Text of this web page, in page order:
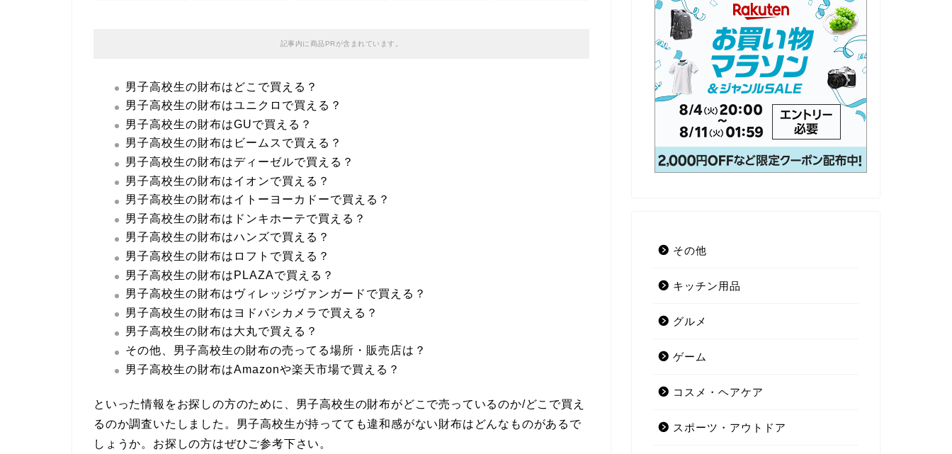
記事内に商品PRが含まれています。
男子高校生の財布はどこで買える？
男子高校生の財布はユニクロで買える？
男子高校生の財布はGUで買える？
男子高校生の財布はビームスで買える？
男子高校生の財布はディーゼルで買える？
男子高校生の財布はイオンで買える？
男子高校生の財布はイトーヨーカドーで買える？
男子高校生の財布はドンキホーテで買える？
男子高校生の財布はハンズで買える？
男子高校生の財布はロフトで買える？
男子高校生の財布はPLAZAで買える？
男子高校生の財布はヴィレッジヴァンガードで買える？
男子高校生の財布はヨドバシカメラで買える？
男子高校生の財布は大丸で買える？
その他、男子高校生の財布の売ってる場所・販売店は？
男子高校生の財布はAmazonや楽天市場で買える？
といった情報をお探しの方のために、男子高校生の財布がどこで売っているのか/どこで買え
るのか調査いたしました。男子高校生が持ってても違和感がない財布はどんなものがあるで
しょうか。お探しの方はぜひご参考下さい。
その他
キッチン用品
グルメ
ゲーム
コスメ・ヘアケア
スポーツ・アウトドア